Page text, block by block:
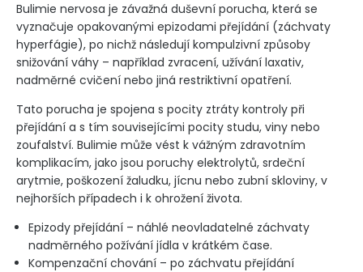
Bulimie nervosa je závažná duševní porucha, která se
vyznačuje opakovanými epizodami přejídání (záchvaty
hyperfágie), po nichž následují kompulzivní způsoby
snižování váhy – například zvracení, užívání laxativ,
nadměrné cvičení nebo jiná restriktivní opatření.
Tato porucha je spojena s pocity ztráty kontroly při
přejídání a s tím souvisejícími pocity studu, viny nebo
zoufalství. Bulimie může vést k vážným zdravotním
komplikacím, jako jsou poruchy elektrolytů, srdeční
arytmie, poškození žaludku, jícnu nebo zubní skloviny, v
nejhorších případech i k ohrožení života.
Epizody přejídání – náhlé neovladatelné záchvaty
nadměrného požívání jídla v krátkém čase.
Kompenzační chování – po záchvatu přejídání